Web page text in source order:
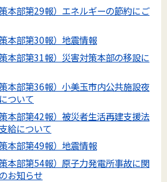
本部第29報）エネルギーの節約にご
本部第30報）地震情報
本部第31報）災害対策本部の移設に
本部第36報）小美玉市内公共施設夜
ついて
本部第42報）被災者生活再建支援法
給について
本部第49報）地震情報
本部第54報）原子力発電所事故に関
お知らせ